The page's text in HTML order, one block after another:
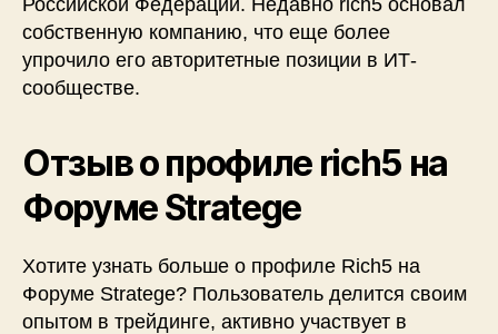
Российской Федерации. Недавно rich5 основал
собственную компанию, что еще более
упрочило его авторитетные позиции в ИТ-
сообществе.
Отзыв о профиле rich5 на
Форуме Stratege
Хотите узнать больше о профиле Rich5 на
Форуме Stratege? Пользователь делится своим
опытом в трейдинге, активно участвует в